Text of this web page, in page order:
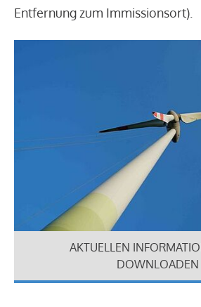
Entfernung zum Immissionsort).
AKTUELLEN
DOWNLOADEN